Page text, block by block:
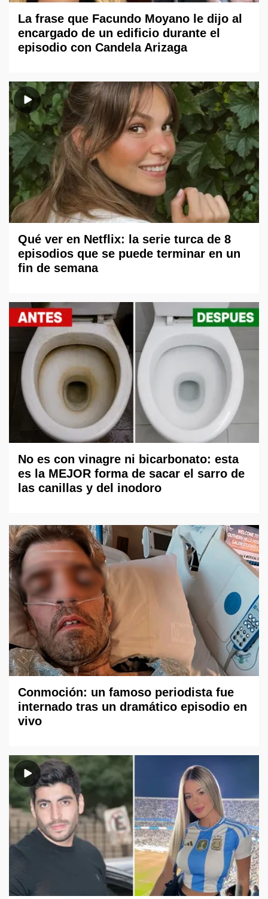
La frase que Facundo Moyano le dijo al
encargado de un edificio durante el
episodio con Candela Arizaga
Qué ver en Netflix: la serie turca de 8
episodios que se puede terminar en un
fin de semana
No es con vinagre ni bicarbonato: esta
es la MEJOR forma de sacar el sarro de
las canillas y del inodoro
Conmoción: un famoso periodista fue
internado tras un dramático episodio en
vivo